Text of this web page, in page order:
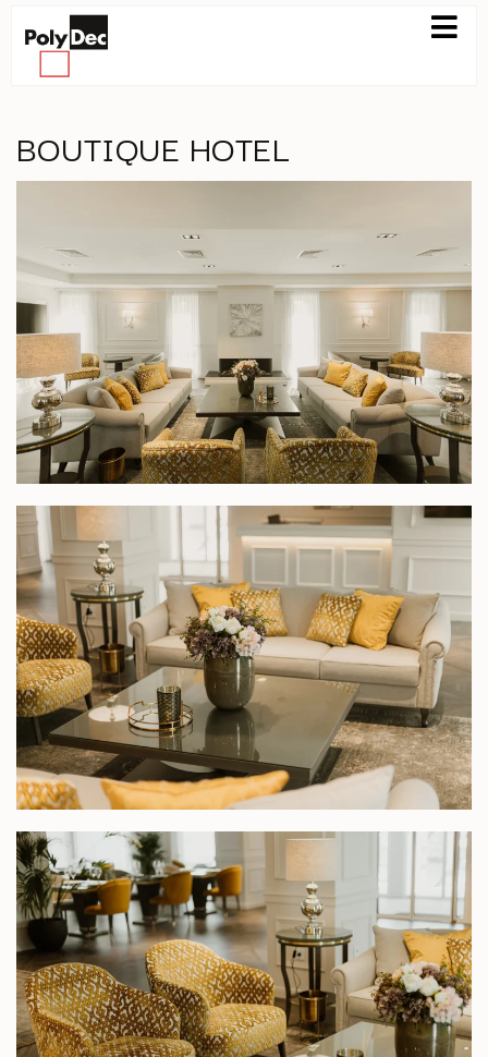
BOUTIQUE HOTEL